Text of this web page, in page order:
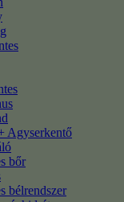
Agyserkentő
bőr
bélrendszer